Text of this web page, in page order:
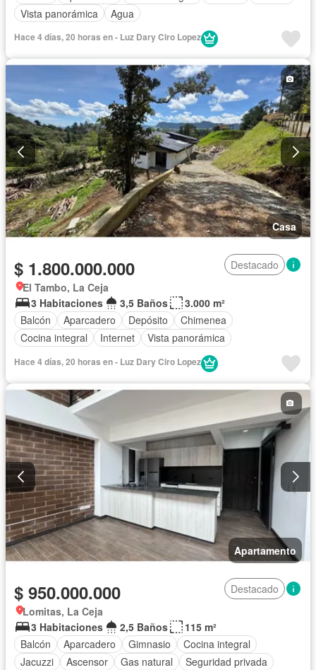
Vista panorámica
Agua
Hace 4 días, 20 horas en - Luz Dary Ciro Lopez
Casa
$ 1.800.000.000
Destacado
El Tambo, La Ceja
3 Habitaciones
3,5 Baños
3.000 m²
Balcón
Aparcadero Depósito
Chimenea
Cocina integral
Internet Vista panorámica
Hace 4 días, 20 horas en - Luz Dary Ciro Lopez
Apartamento
$ 950.000.000
Destacado
Lomitas, La Ceja
3 Habitaciones
2,5 Baños
115 m²
Balcón
Aparcadero Gimnasio
Cocina integral
Jacuzzi
Ascensor Gas natural
Seguridad privada